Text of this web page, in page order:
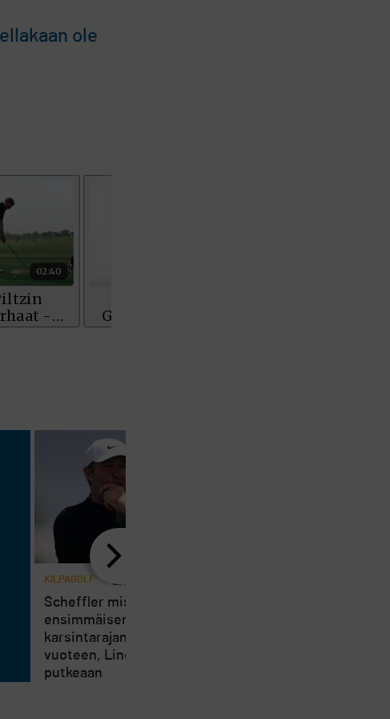
ole
KILPAGOLF
Scheffler missasi
ensimmäisen kerran
karsintarajan lähes neljään
vuoteen, Lindell jatkaa omaa
putkeaan